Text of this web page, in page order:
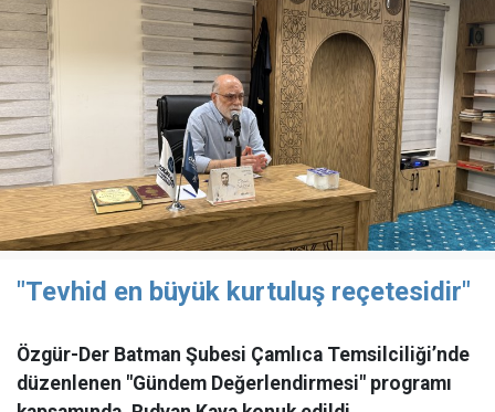
"Tevhid en büyük kurtuluş reçetesidir"
Özgür-Der Batman Şubesi Çamlıca Temsilciliği’nde
düzenlenen "Gündem Değerlendirmesi" programı